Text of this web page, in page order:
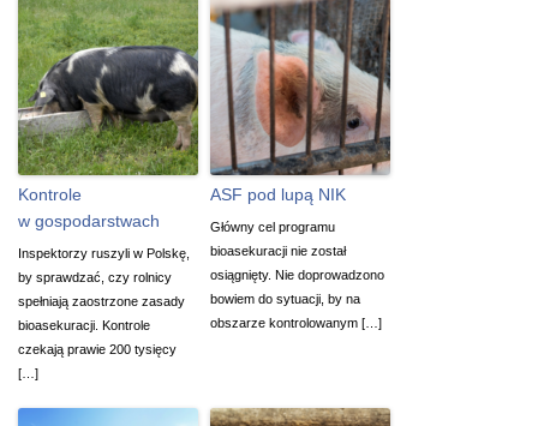
Kontrole
w gospodarstwach
Inspektorzy ruszyli w Polskę,
by sprawdzać, czy rolnicy
spełniają zaostrzone zasady
bioasekuracji. Kontrole
czekają prawie 200 tysięcy
[…]
ASF pod lupą NIK
Główny cel programu
bioasekuracji nie został
osiągnięty. Nie doprowadzono
bowiem do sytuacji, by na
obszarze kontrolowanym […]